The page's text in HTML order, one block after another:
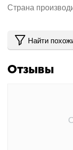
Страна
Найти
Отзывы